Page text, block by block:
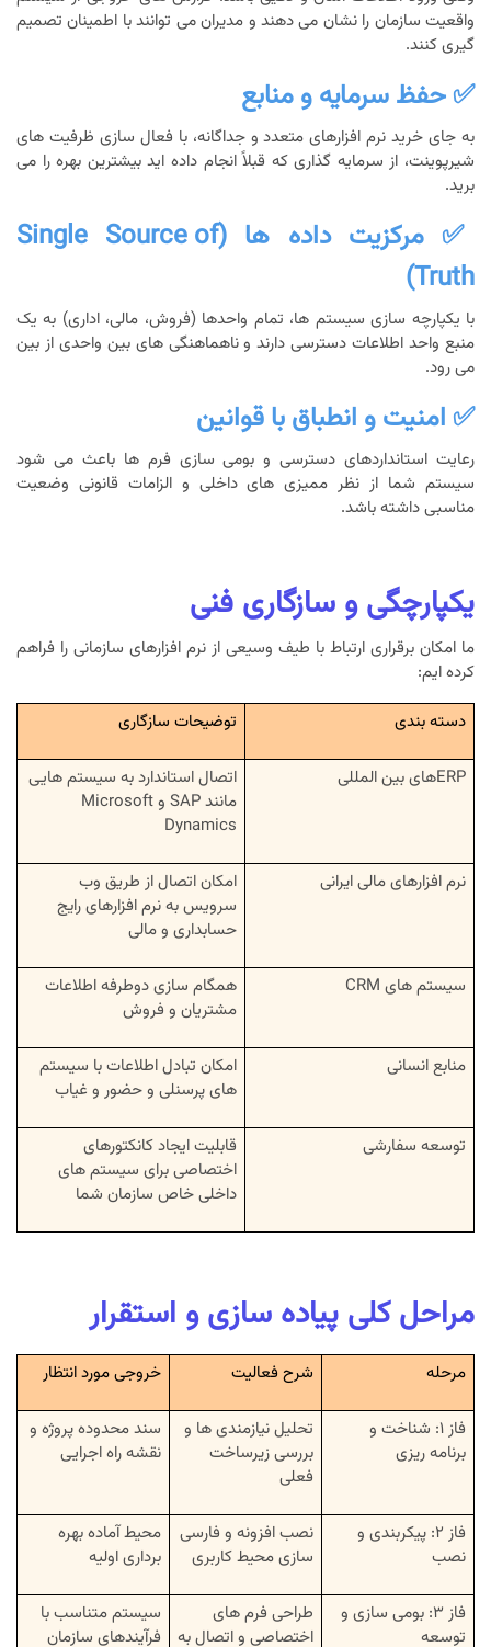
واقعیت سازمان را نشان می دهند و مدیران می توانند با اطمینان تصمیم
گیری کنند.
✅ حفظ سرمایه و منابع
به جای خرید نرم افزارهای متعدد و جداگانه، با فعال سازی ظرفیت های
شیرپوینت، از سرمایه گذاری که قبلاً انجام داده اید بیشترین بهره را می
برید.
✅ مرکزیت داده ها (Single Source of
Truth)
با یکپارچه سازی سیستم ها، تمام واحدها (فروش، مالی، اداری) به یک
منبع واحد اطلاعات دسترسی دارند و ناهماهنگی های بین واحدی از بین
می رود.
✅ امنیت و انطباق با قوانین
رعایت استانداردهای دسترسی و بومی سازی فرم ها باعث می شود
سیستم شما از نظر ممیزی های داخلی و الزامات قانونی وضعیت
مناسبی داشته باشد.
یکپارچگی و سازگاری فنی
ما امکان برقراری ارتباط با طیف وسیعی از نرم افزارهای سازمانی را فراهم
کرده ایم:
دسته بندی
توضیحات سازگاری
ERPهای بین المللی
اتصال استاندارد به سیستم هایی
مانند SAP و Microsoft
Dynamics
نرم افزارهای مالی ایرانی
امکان اتصال از طریق وب
سرویس به نرم افزارهای رایج
حسابداری و مالی
سیستم های CRM
همگام سازی دوطرفه اطلاعات
مشتریان و فروش
منابع انسانی
امکان تبادل اطلاعات با سیستم
های پرسنلی و حضور و غیاب
توسعه سفارشی
قابلیت ایجاد کانکتورهای
اختصاصی برای سیستم های
داخلی خاص سازمان شما
مراحل کلی پیاده سازی و استقرار
مرحله شرح فعالیت خروجی مورد انتظار
فاز ۱: شناخت و
برنامه ریزی
تحلیل نیازمندی ها و
بررسی زیرساخت
فعلی
سند محدوده پروژه و
نقشه راه اجرایی
فاز ۲: پیکربندی و
نصب
نصب افزونه و فارسی
سازی محیط کاربری
محیط آماده بهره
برداری اولیه
فاز ۳: بومی سازی و
توسعه
طراحی فرم های
اختصاصی و اتصال به
سیستم متناسب با
فرآیندهای سازمان